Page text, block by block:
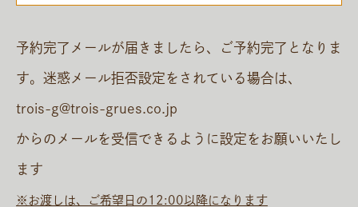
予約完了メールが届きましたら、ご予約完了となりま
す。迷惑メール拒否設定をされている場合は、
trois-g@trois-grues.co.jp
からのメールを受信できるように設定をお願いいたし
ます
※お渡しは、ご希望日の12:00以降になります